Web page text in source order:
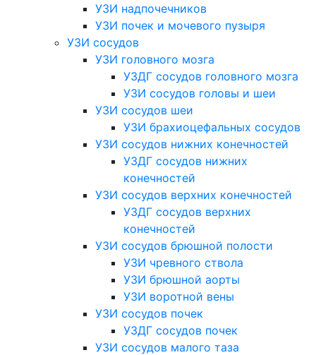
УЗИ надпочечников
УЗИ почек и мочевого пузыря
УЗИ сосудов
УЗИ головного мозга
УЗДГ сосудов головного мозга
УЗИ сосудов головы и шеи
УЗИ сосудов шеи
УЗИ брахиоцефальных сосудов
УЗИ сосудов нижних конечностей
УЗДГ сосудов нижних
конечностей
УЗИ сосудов верхних конечностей
УЗДГ сосудов верхних
конечностей
УЗИ сосудов брюшной полости
УЗИ чревного ствола
УЗИ брюшной аорты
УЗИ воротной вены
УЗИ сосудов почек
УЗДГ сосудов почек
УЗИ сосудов малого таза